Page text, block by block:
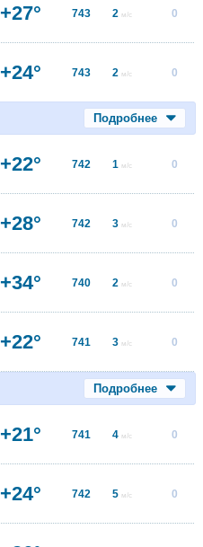
+27° 743 2 м/с 0
+24° 743 2 м/с 0
Подробнее
+22° 742 1 м/с 0
+28° 742 3 м/с 0
+34° 740 2 м/с 0
+22° 741 3 м/с 0
Подробнее
+21° 741 4 м/с 0
+24° 742 5 м/с 0